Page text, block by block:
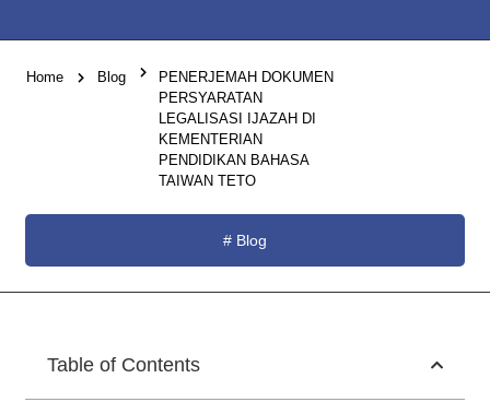
Home Blog
PENERJEMAH DOKUMEN
PERSYARATAN
LEGALISASI IJAZAH DI
KEMENTERIAN
PENDIDIKAN BAHASA
TAIWAN TETO
# Blog
Table of Contents